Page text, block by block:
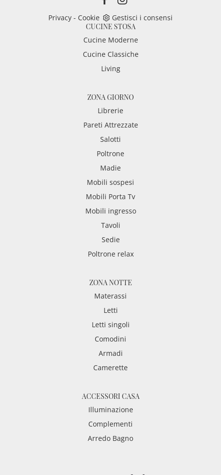
Privacy - Cookie
Gestisci i consensi
CUCINE STOSA
Cucine Moderne
Cucine Classiche
Living
ZONA GIORNO
Librerie
Pareti Attrezzate
Salotti
Poltrone
Madie
Mobili sospesi
Mobili Porta Tv
Mobili ingresso
Tavoli
Sedie
Poltrone relax
ZONA NOTTE
Materassi
Letti
Letti singoli
Comodini
Armadi
Camerette
ACCESSORI CASA
Illuminazione
Complementi
Arredo Bagno